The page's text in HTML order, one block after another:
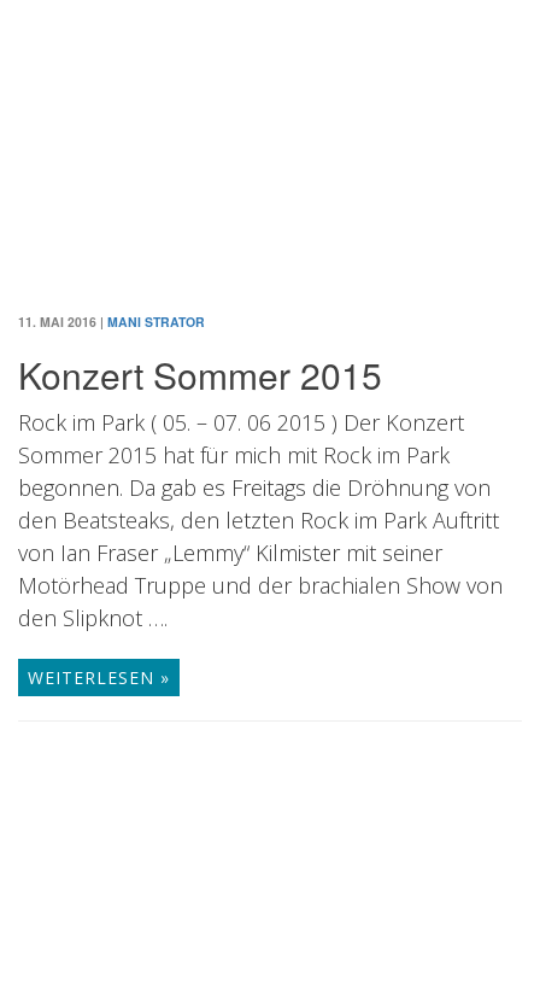
11. MAI 2016 | MANI STRATOR
Konzert Sommer 2015
Rock im Park ( 05. – 07. 06 2015 ) Der Konzert
Sommer 2015 hat für mich mit Rock im Park
begonnen. Da gab es Freitags die Dröhnung von
den Beatsteaks, den letzten Rock im Park Auftritt
von Ian Fraser „Lemmy“ Kilmister mit seiner
Motörhead Truppe und der brachialen Show von
den Slipknot ….
WEITERLESEN »